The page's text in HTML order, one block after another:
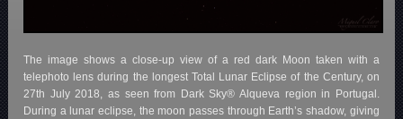
The image shows a close-up view of a red dark Moon taken with a
telephoto lens during the longest Total Lunar Eclipse of the Century, on
27th July 2018, as seen from Dark Sky® Alqueva region in Portugal.
During a lunar eclipse, the moon passes through Earth’s shadow, giving